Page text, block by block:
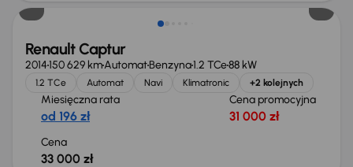
Renault Captur
2014150 629 kmAutomatBenzyna1.2 TCe88 kW
1.2 TCe Automat Navi Klimatronic +2 kolejnych
Miesięczna rata
od 196 zł
Cena promocyjna
31 000 zł
Cena
33 000 zł